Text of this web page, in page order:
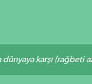
karşı (rağbeti